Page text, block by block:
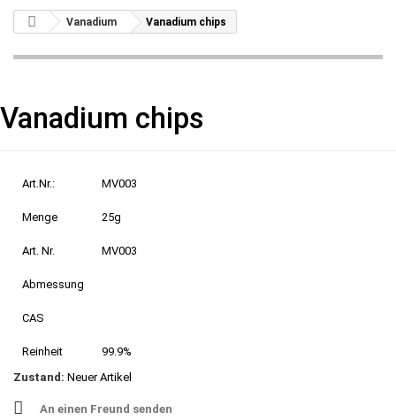
Vanadium Vanadium chips
Vanadium chips
Art.Nr.: MV003
Menge 25g
Art. Nr. MV003
Abmessung
CAS
Reinheit
99.9%
Zustand: Neuer Artikel
An einen Freund senden